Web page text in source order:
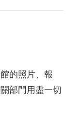
的照片、報
部門用盡一切